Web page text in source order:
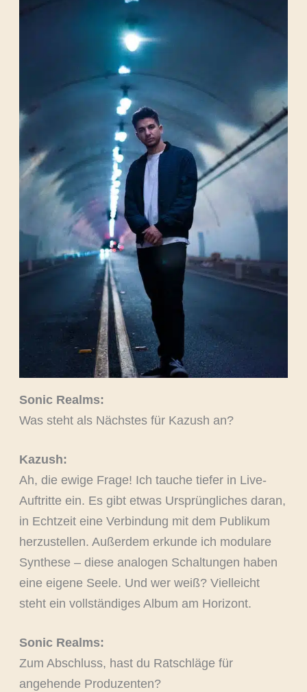
Sonic Realms:
Was steht als Nächstes für Kazush an?
Kazush:
Ah, die ewige Frage! Ich tauche tiefer in Live-
Auftritte ein. Es gibt etwas Ursprüngliches daran,
in Echtzeit eine Verbindung mit dem Publikum
herzustellen. Außerdem erkunde ich modulare
Synthese – diese analogen Schaltungen haben
eine eigene Seele. Und wer weiß? Vielleicht
steht ein vollständiges Album am Horizont.
Sonic Realms:
Zum Abschluss, hast du Ratschläge für
angehende Produzenten?